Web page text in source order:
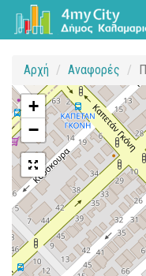
Αρχή Αναφορές
+
−